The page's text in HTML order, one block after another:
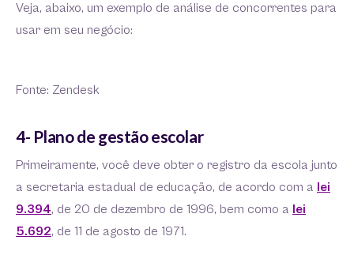
Veja, abaixo, um exemplo de análise de concorrentes para
usar em seu negócio:
Fonte: Zendesk
4- Plano de gestão escolar
Primeiramente, você deve obter o registro da escola junto
a secretaria estadual de educação, de acordo com a lei
9.394, de 20 de dezembro de 1996, bem como a lei
5.692, de 11 de agosto de 1971.